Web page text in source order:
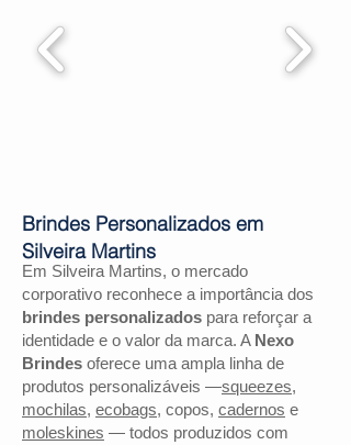
Em Silveira Martins, o mercado
corporativo reconhece a importância dos
brindes personalizados para reforçar a
identidade e o valor da marca. A Nexo
Brindes oferece uma ampla linha de
produtos personalizáveis —squeezes,
mochilas, ecobags, copos, cadernos e
moleskines — todos produzidos com
Brindes Personalizados em
Silveira Martins